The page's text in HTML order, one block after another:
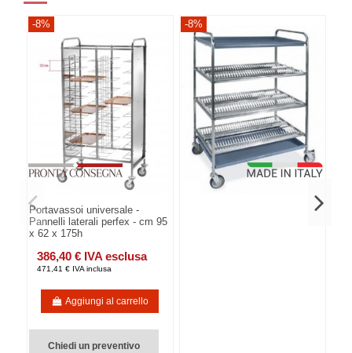
-8%
Portavassoi universale -
Pannelli laterali perfex - cm 95
x 62 x 175h
386,40 € IVA esclusa
471,41 € IVA inclusa
Aggiungi al carrello
Chiedi un preventivo
-8%